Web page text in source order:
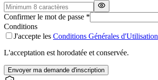
Confirmer le mot de passe *
Conditions
J'accepte les Conditions Générales d'Utilisation
L'acceptation est horodatée et conservée.
Envoyer ma demande d'inscription